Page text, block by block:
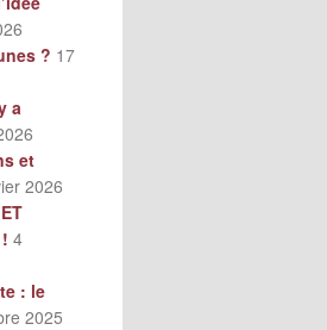
? 17
a
et
2026
4
: le
2025